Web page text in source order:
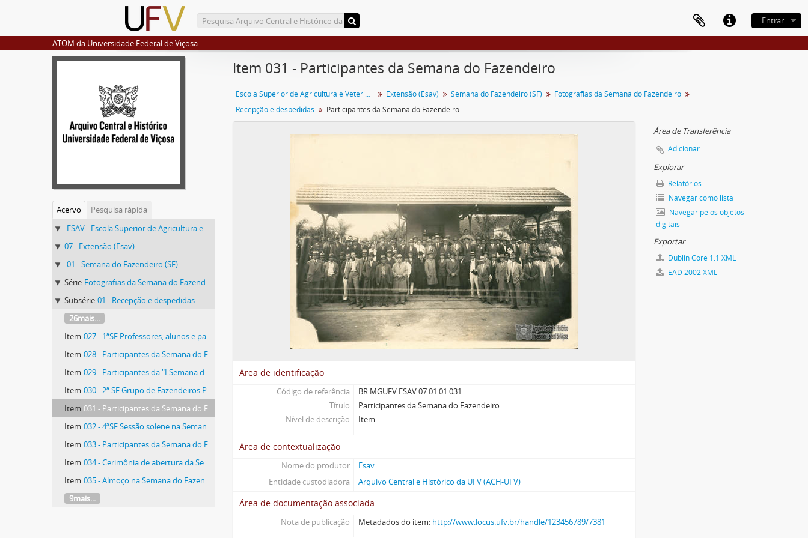
Entrar
ATOM da Universidade Federal de Viçosa
Acervo
Pesquisa rápida
ESAV - Escola Superior de Agricultura e Veterinária (ESAV)
07 - Extensão (Esav)
01 - Semana do Fazendeiro (SF)
Série Fotografias da Semana do Fazendeiro
Subsérie 01 - Recepção e despedidas
26mais...
Item 027 - 1ªSF.Professores, alunos e participantes da Semana do Fazendeiro
Item 028 - Participantes da Semana do Fazendeiro
Item 029 - Participantes da "I Semana do Fazendeiro"
Item 030 - 2ª SF.Grupo de Fazendeiros Presentes à Semana do Fazendeiro
Item 031 - Participantes da Semana do Fazendeiro
Item 032 - 4ªSF.Sessão solene na Semana do Fazendeiro no Salão Nobre da Esav
Item 033 - Participantes da Semana do Fazendeiro
Item 034 - Cerimônia de abertura da Semana do Fazendeiro
Item 035 - Almoço na Semana do Fazendeiro
9mais...
Item 031 - Participantes da Semana do Fazendeiro
Escola Superior de Agricultura e Veterinária (ESAV) Extensão (Esav) Semana do Fazendeiro (SF)
Fotografias da Semana do Fazendeiro
Recepção e despedidas
Participantes da Semana do Fazendeiro
Área de identificação
Código de referência
BR MGUFV ESAV.07.01.01.031
Título
Participantes da Semana do Fazendeiro
Nível de descrição
Item
Área de contextualização
Nome do produtor
Esav
Entidade custodiadora
Arquivo Central e Histórico da UFV (ACH-UFV)
Área de documentação associada
Nota de publicação Metadados do item: http://www.locus.ufv.br/handle/123456789/7381
Área de Transferência
Adicionar
Explorar
Relatórios
Navegar como lista
Navegar pelos objetos
digitais
Exportar
Dublin Core 1.1 XML
EAD 2002 XML